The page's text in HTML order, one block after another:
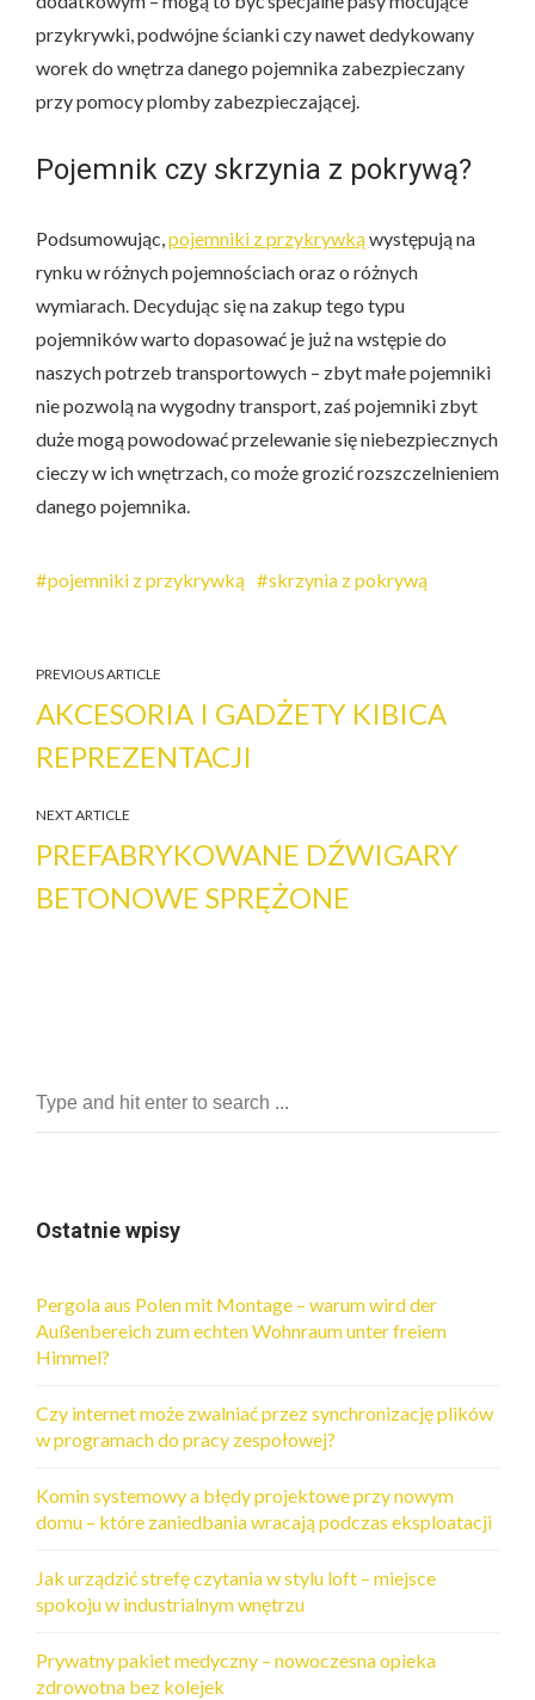
przykrywki, podwójne ścianki czy nawet dedykowany
worek do wnętrza danego pojemnika zabezpieczany
przy pomocy plomby zabezpieczającej.
Pojemnik czy skrzynia z pokrywą?
Podsumowując,pojemniki z przykrywkąwystępują na
rynku w różnych pojemnościach oraz o różnych
wymiarach. Decydując się na zakup tego typu
pojemników warto dopasować je już na wstępie do
naszych potrzeb transportowych – zbyt małe pojemniki
nie pozwolą na wygodny transport, zaś pojemniki zbyt
duże mogą powodować przelewanie się niebezpiecznych
cieczy w ich wnętrzach, co może grozić rozszczelnieniem
danego pojemnika.
pojemniki z przykrywką skrzynia z pokrywą
PREVIOUS ARTICLE
AKCESORIA I GADŻETY KIBICA
REPREZENTACJI
NEXT ARTICLE
PREFABRYKOWANE DŹWIGARY
BETONOWE SPRĘŻONE
Ostatnie wpisy
Pergola aus Polen mit Montage – warum wird der
Außenbereich zum echten Wohnraum unter freiem
Himmel?
Czy internet może zwalniać przez synchronizację plików
w programach do pracy zespołowej?
Komin systemowy a błędy projektowe przy nowym
domu – które zaniedbania wracają podczas eksploatacji
Jak urządzić strefę czytania w stylu loft – miejsce
spokoju w industrialnym wnętrzu
Prywatny pakiet medyczny – nowoczesna opieka
zdrowotna bez kolejek